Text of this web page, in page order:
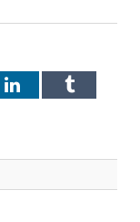
LinkedInTumblr